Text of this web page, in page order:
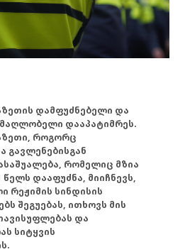
დამფუძნებელი და
დააპატიმრეს.
როგორც
გავლენებისგან
რომელიც მზია
დააფუძნა, მიიჩნევს,
რეჟიმის სინდისის
შეგუებას, ითხოვს მის
და
სიტყვის